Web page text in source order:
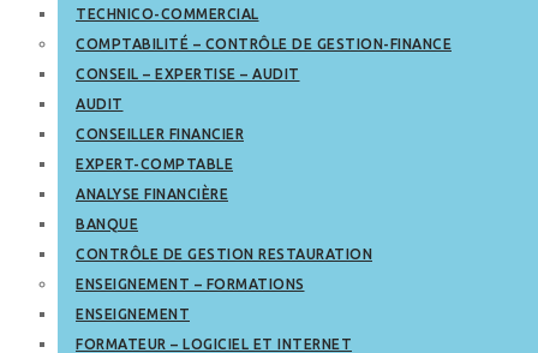
TECHNICO-COMMERCIAL
COMPTABILITÉ – CONTRÔLE DE GESTION-FINANCE
CONSEIL – EXPERTISE – AUDIT
AUDIT
CONSEILLER FINANCIER
EXPERT-COMPTABLE
ANALYSE FINANCIÈRE
BANQUE
CONTRÔLE DE GESTION RESTAURATION
ENSEIGNEMENT – FORMATIONS
ENSEIGNEMENT
FORMATEUR – LOGICIEL ET INTERNET